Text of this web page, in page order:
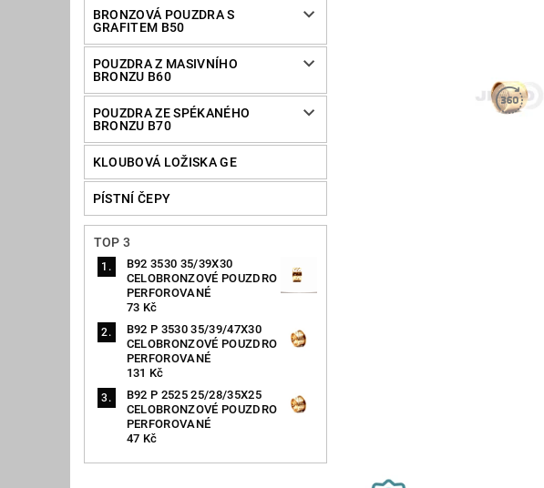
BRONZOVÁ POUZDRA S
GRAFITEM B50
POUZDRA Z MASIVNÍHO
BRONZU B60
POUZDRA ZE SPÉKANÉHO
BRONZU B70
KLOUBOVÁ LOŽISKA GE
PÍSTNÍ ČEPY
TOP 3
B92 3530 35/39X30
CELOBRONZOVÉ POUZDRO
PERFOROVANÉ
73 Kč
B92 P 3530 35/39/47X30
CELOBRONZOVÉ POUZDRO
PERFOROVANÉ
131 Kč
B92 P 2525 25/28/35X25
CELOBRONZOVÉ POUZDRO
PERFOROVANÉ
47 Kč